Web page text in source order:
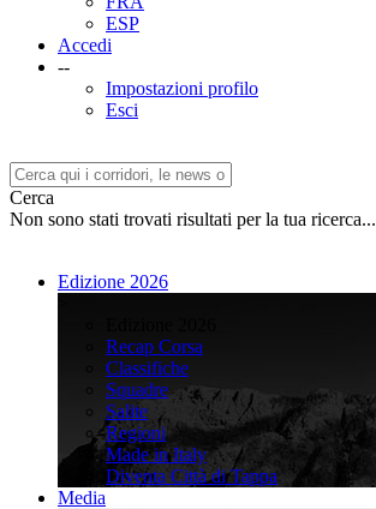
ESP
Accedi
--
Impostazioni profilo
Esci
Cerca
Non sono stati trovati risultati per la tua ricerca...
Edizione 2026
Recap Corsa
Classifiche
Squadre
Salite
Regioni
Made in Italy
Diventa Città di Tappa
Media